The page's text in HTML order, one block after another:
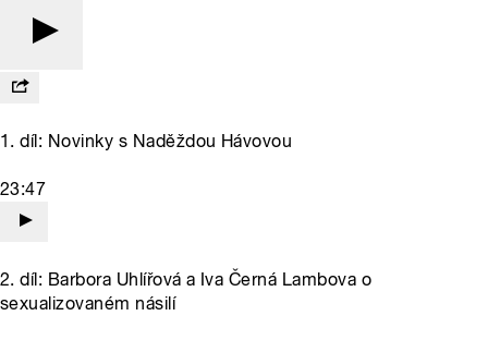
1. díl: Novinky s Naděždou Hávovou
23:47
2. díl: Barbora Uhlířová a Iva Černá Lambova o
sexualizovaném násilí